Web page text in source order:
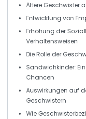
Ältere Geschwister
Entwicklung von
Erhöhung der
Verhaltensweisen
Die Rolle der
Sandwichkinder:
Chancen
Auswirkungen auf
Geschwistern
Wie